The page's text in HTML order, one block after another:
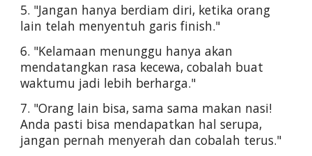
5. "Jangan hanya berdiam diri, ketika orang
lain telah menyentuh garis finish."
6. "Kelamaan menunggu hanya akan
mendatangkan rasa kecewa, cobalah buat
waktumu jadi lebih berharga."
7. "Orang lain bisa, sama sama makan nasi!
Anda pasti bisa mendapatkan hal serupa,
jangan pernah menyerah dan cobalah terus."